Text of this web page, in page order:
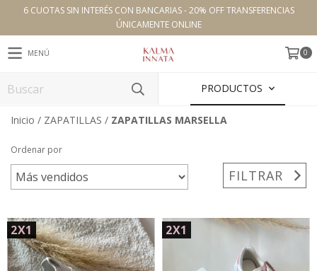
6 CUOTAS SIN INTERÉS CON BANCARIAS - 20% OFF TRANSFERENCIAS
ÚNICAMENTE ONLINE
MENÚ 0
PRODUCTOS
Inicio / ZAPATILLAS / ZAPATILLAS MARSELLA
Ordenar por
FILTRAR
2X1 2X1